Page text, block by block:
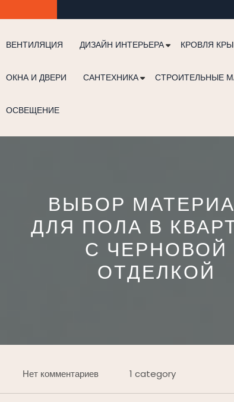
ВЕНТИЛЯЦИЯ ДИЗАЙН ИНТЕРЬЕРА КРОВЛЯ
ОКНА И ДВЕРИ САНТЕХНИКА СТРОИТЕЛЬНЫЕ
ОСВЕЩЕНИЕ
ВЫБОР
ДЛЯ ПОЛА В
С ЧЕРНОВОЙ
ОТДЕЛКОЙ
Нет комментариев 1 category